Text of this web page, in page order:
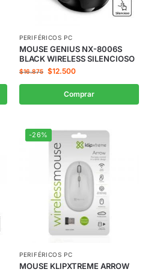
PERIFÉRICOS PC
MOUSE GENIUS NX-8006S
BLACK WIRELESS SILENCIOSO
$16.875 $12.500
Comprar
-26%
PERIFÉRICOS PC
MOUSE KLIPXTREME ARROW